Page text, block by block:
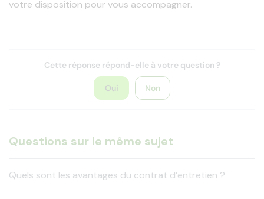
Cette réponse répond-elle à votre question ?
Oui Non
Questions sur le même sujet
Quels sont les avantages du contrat d’entretien ?